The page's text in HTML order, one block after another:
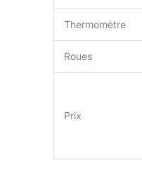
Thermomètre
Roues
Prix